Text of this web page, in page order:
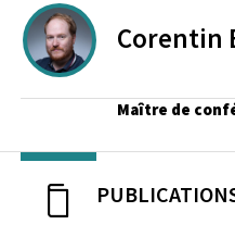
Corentin
Maître de